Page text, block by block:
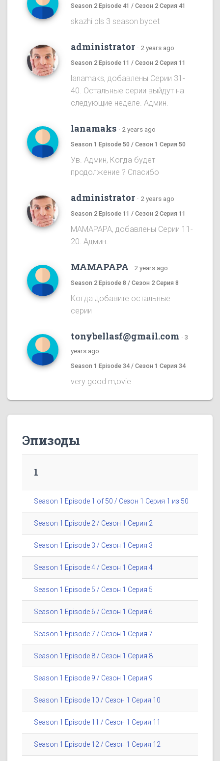
Season 2 Episode 41 / Сезон 2 Серия 41
skazhi pls 3 season bydet
administrator · 2 years ago
Season 2 Episode 11 / Сезон 2 Серия 11
lanamaks, добавлены Серии 31-
40. Остальные серии выйдут на
следующие неделе. Админ.
lanamaks · 2 years ago
Season 1 Episode 50 / Сезон 1 Серия 50
Ув. Админ, Когда будет
продолжение ? Спасибо
administrator · 2 years ago
Season 2 Episode 11 / Сезон 2 Серия 11
MAMAPAPA, добавлены Серии 11-
20. Админ.
MAMAPAPA · 2 years ago
Season 2 Episode 8 / Сезон 2 Серия 8
Когда добавите остальные
серии
tonybellasf@gmail.com · 3
years ago
Season 1 Episode 34 / Сезон 1 Серия 34
very good m,ovie
Эпизоды
1
Season 1 Episode 1 of 50 / Сезон 1 Серия 1 из 50
Season 1 Episode 2 / Сезон 1 Серия 2
Season 1 Episode 3 / Сезон 1 Серия 3
Season 1 Episode 4 / Сезон 1 Серия 4
Season 1 Episode 5 / Сезон 1 Серия 5
Season 1 Episode 6 / Сезон 1 Серия 6
Season 1 Episode 7 / Сезон 1 Серия 7
Season 1 Episode 8 / Сезон 1 Серия 8
Season 1 Episode 9 / Сезон 1 Серия 9
Season 1 Episode 10 / Сезон 1 Серия 10
Season 1 Episode 11 / Сезон 1 Серия 11
Season 1 Episode 12 / Сезон 1 Серия 12